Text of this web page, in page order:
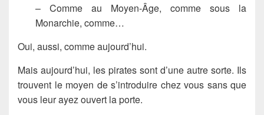
– Comme au Moyen-Âge, comme sous la
Monarchie, comme…
Oui, aussi, comme aujourd’hui.
Mais aujourd’hui, les pirates sont d’une autre sorte. Ils
trouvent le moyen de s’introduire chez vous sans que
vous leur ayez ouvert la porte.